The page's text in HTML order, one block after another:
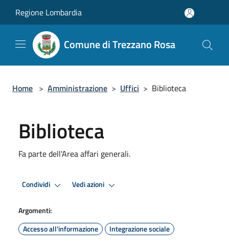
Regione Lombardia
Comune di Trezzano Rosa
Home > Amministrazione > Uffici > Biblioteca
Biblioteca
Fa parte dell'Area affari generali.
Condividi Vedi azioni
Argomenti:
Accesso all'informazione
Integrazione sociale